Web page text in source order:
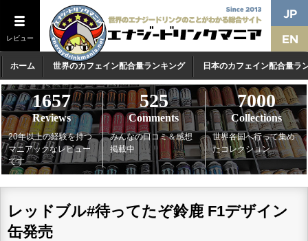
レビュー
ホーム 世界のカフェイン配合量ランキング 日本のカフェイン配合量ラ
1657
Reviews
20年以上の経験を持つ
マニアックなレビュー
です
525
Comments
みんなの口コミ＆感想
掲載中
7000
Collections
世界各国へ行って集め
たコレクション
レッドブル#待ってたぞ鈴鹿​ F1デザイン
缶発売